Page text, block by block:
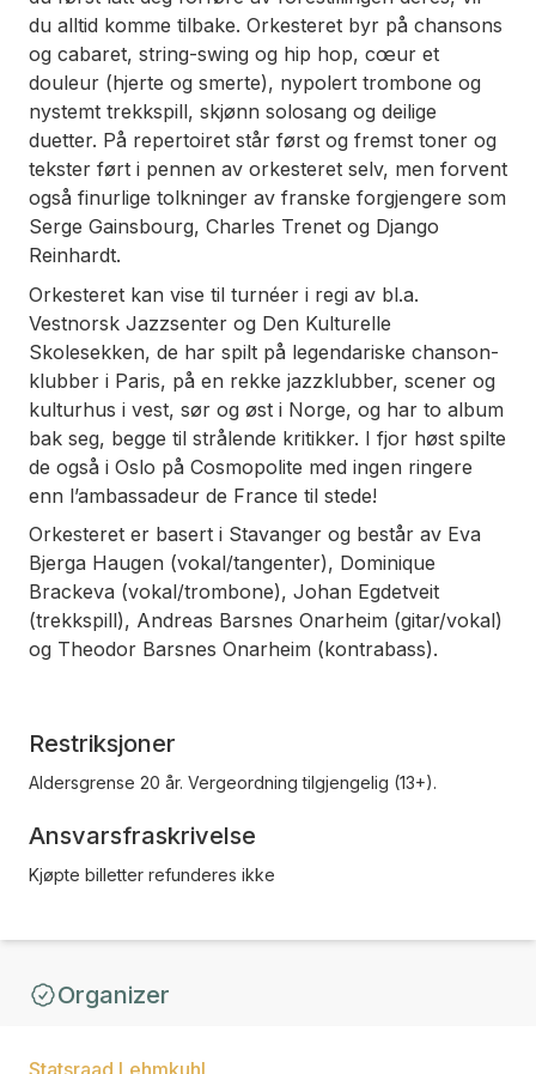
du alltid komme tilbake. Orkesteret byr på chansons
og cabaret, string-swing og hip hop, cœur et
douleur (hjerte og smerte), nypolert trombone og
nystemt trekkspill, skjønn solosang og deilige
duetter. På repertoiret står først og fremst toner og
tekster ført i pennen av orkesteret selv, men forvent
også finurlige tolkninger av franske forgjengere som
Serge Gainsbourg, Charles Trenet og Django
Reinhardt.
Orkesteret kan vise til turnéer i regi av bl.a.
Vestnorsk Jazzsenter og Den Kulturelle
Skolesekken, de har spilt på legendariske chanson-
klubber i Paris, på en rekke jazzklubber, scener og
kulturhus i vest, sør og øst i Norge, og har to album
bak seg, begge til strålende kritikker. I fjor høst spilte
de også i Oslo på Cosmopolite med ingen ringere
enn l’ambassadeur de France til stede!
Orkesteret er basert i Stavanger og består av Eva
Bjerga Haugen (vokal/tangenter), Dominique
Brackeva (vokal/trombone), Johan Egdetveit
(trekkspill), Andreas Barsnes Onarheim (gitar/vokal)
og Theodor Barsnes Onarheim (kontrabass).
Restriksjoner
Aldersgrense 20 år. Vergeordning tilgjengelig (13+).
Ansvarsfraskrivelse
Kjøpte billetter refunderes ikke
Organizer
Statsraad Lehmkuhl